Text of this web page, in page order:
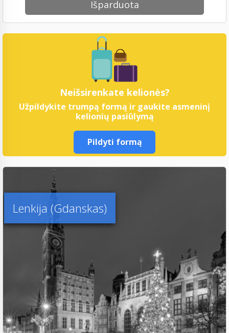
Išparduota
Neišsirenkate kelionės?
Užpildykite trumpą formą ir gaukite asmeninį
kelionių pasiūlymą
Pildyti formą
Lenkija (Gdanskas)